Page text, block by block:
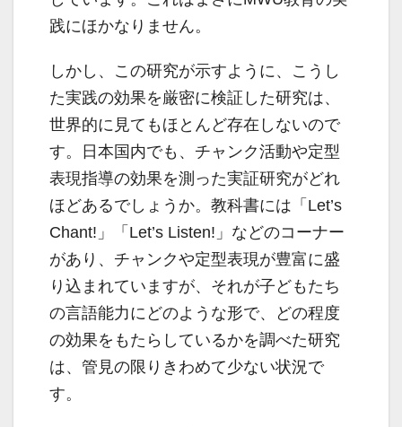
践にほかなりません。
しかし、この研究が示すように、こうし
た実践の効果を厳密に検証した研究は、
世界的に見てもほとんど存在しないので
す。日本国内でも、チャンク活動や定型
表現指導の効果を測った実証研究がどれ
ほどあるでしょうか。教科書には「Let’s
Chant!」「Let’s Listen!」などのコーナー
があり、チャンクや定型表現が豊富に盛
り込まれていますが、それが子どもたち
の言語能力にどのような形で、どの程度
の効果をもたらしているかを調べた研究
は、管見の限りきわめて少ない状況で
す。